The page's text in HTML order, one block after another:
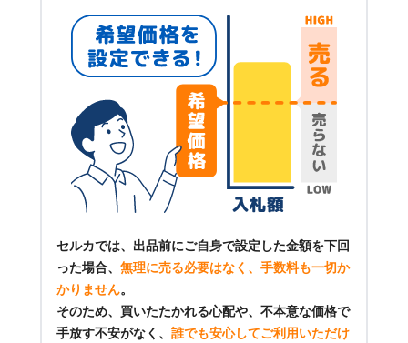
セルカでは、出品前にご自身で設定した金額を下回
った場合、 無理に売る必要はなく、手数料も一切か
かりません。
そのため、買いたたかれる心配や、不本意な価格で
手放す不安がなく、 誰でも安心してご利用いただけ